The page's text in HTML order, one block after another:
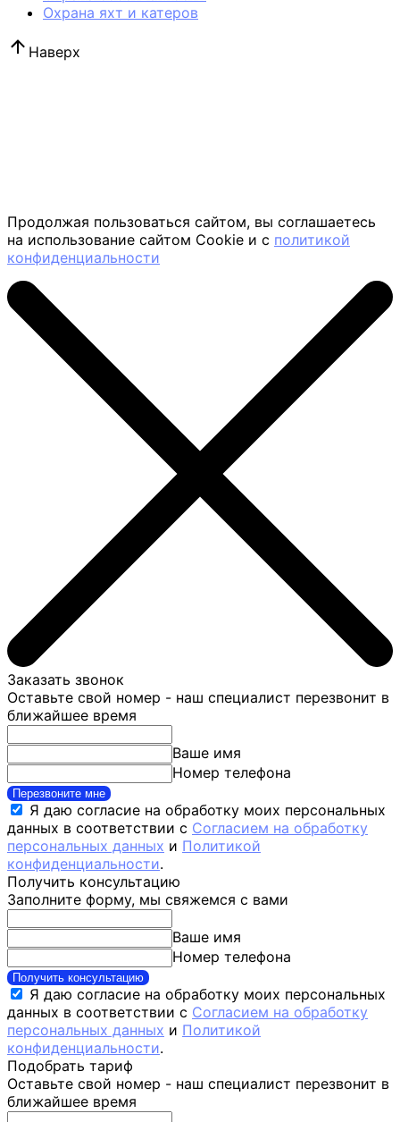
Охрана яхт и катеров
Наверх
Продолжая пользоваться сайтом, вы соглашаетесь
на использование сайтом Cookie и с политикой
конфиденциальности
Заказать звонок
Оставьте свой номер - наш специалист перезвонит в
ближайшее время
Ваше имя
Номер телефона
Перезвоните мне
Я даю согласие на обработку моих персональных
данных в соответствии с Согласием на обработку
персональных данных и Политикой
конфиденциальности.
Получить консультацию
Заполните форму, мы свяжемся с вами
Ваше имя
Номер телефона
Получить консультацию
Я даю согласие на обработку моих персональных
данных в соответствии с Согласием на обработку
персональных данных и Политикой
конфиденциальности.
Подобрать тариф
Оставьте свой номер - наш специалист перезвонит в
ближайшее время